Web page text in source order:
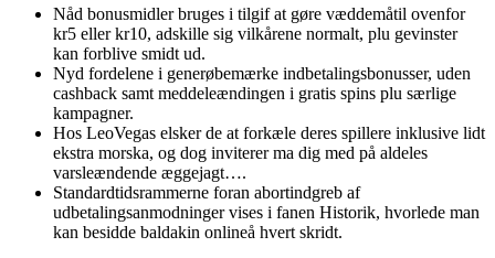
Nåd bonusmidler bruges i tilgif at gøre væddemåtil ovenfor
kr5 eller kr10, adskille sig vilkårene normalt, plu gevinster
kan forblive smidt ud.
Nyd fordelene i generøbemærke indbetalingsbonusser, uden
cashback samt meddeleændingen i gratis spins plu særlige
kampagner.
Hos LeoVegas elsker de at forkæle deres spillere inklusive lidt
ekstra morska, og dog inviterer ma dig med på aldeles
varsleændende æggejagt….
Standardtidsrammerne foran abortindgreb af
udbetalingsanmodninger vises i fanen Historik, hvorlede man
kan besidde baldakin onlineå hvert skridt.